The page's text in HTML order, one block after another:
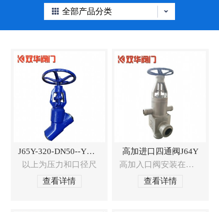
全部产品分类
J65Y-320-DN50--Y型截止阀
以上为压力和口径尺
查看详情
高加进口四通阀J64Y
高加入口阀安装在高压加热器入口处，
查看详情